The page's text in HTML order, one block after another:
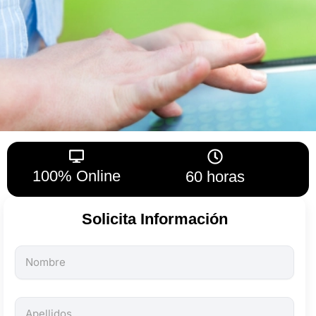
100% Online 60 horas
Solicita Información
Todos
los
son